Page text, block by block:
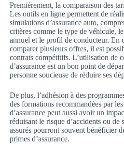
Premièrement, la comparaison des
Les outils en ligne permettent de
simulations d’assurance auto,
critères comme le type de véhicule,
annuel et le profil de conducteur. En
comparer plusieurs offres, il est
contrats compétitifs. L’utilisation de
d’assurance est un bon point de
personne soucieuse de réduire ses
De plus, l’adhésion à des
des formations recommandées par
d’assurance peut aussi avoir un
réduisant le risque d’accidents ou de
assurés pourront souvent bénéficier
primes d’assurance.